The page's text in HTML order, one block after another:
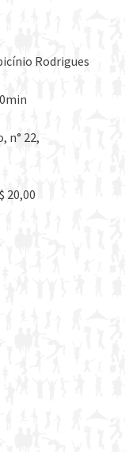
Rodrigues
n° 22,
20,00